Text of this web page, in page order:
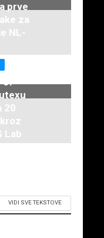
prve
za
NL-
of
20
Lab
VIDI SVE TEKSTOVE